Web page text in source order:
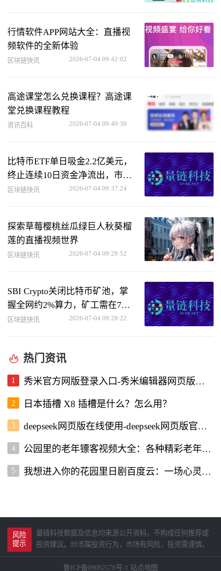
行情软件APP网站大全：直播视
频软件的全新体验
区块链快讯 2026-07-04 09:42:02
高途课堂怎么兑换课程？高途课
堂兑换课程教程
资讯百科 2026-07-04 09:40:30
比特币ETF单日吸金2.2亿美元，
终止连续10日资金净流出，市场
情绪回暖分析
区块链快讯 2026-07-04 09:37:24
探索草莓樱桃丝瓜绿巨人秋葵榴
莲的直播视频世界
区块链快讯 2026-07-04 09:29:52
SBI Crypto关闭比特币矿池，掌
握全网约2%算力，矿工需在7月
底前转移
区块链快讯 2026-07-04 09:28:22
热门资讯
1 秀米官方网版登录入口-秀米编辑器网页版登录入口
2 日本插槽 X8 插槽是什么？怎么用？
3 deepseek网页版在线使用-deepseek网页版官网入口
4 公园里的老年镖客视频大全：各种精彩老年镖客瞬间全收录
5 我想进入你的花园里日剧百度云：一场心灵的治愈之旅
风险
提示
量链科技数据及信息均来源公开资料，不构成任何推荐或
投资建议。炒币属投资行为，市场有风险，投资需谨慎。
鲁ICP备09082578号-1 站点地图